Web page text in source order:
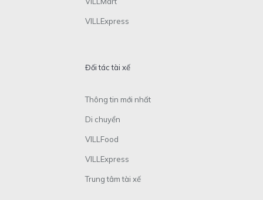
VILLExpress
Đối tác tài xế
Thông tin mới nhất
Di chuyển
VILLFood
VILLExpress
Trung tâm tài xế